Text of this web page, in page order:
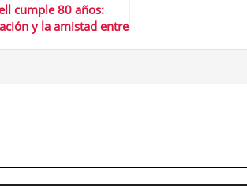
cumple 80 años:
y la amistad entre